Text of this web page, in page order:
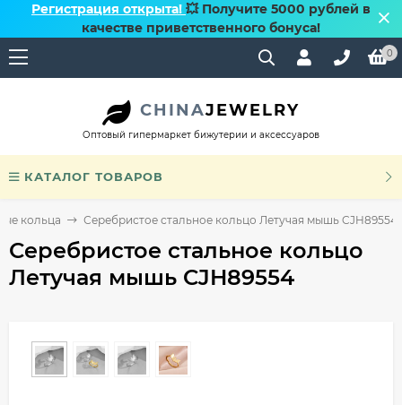
Регистрация открыта! 💥 Получите 5000 рублей в
качестве приветственного бонуса!
0
CHINAJEWELRY
Оптовый гипермаркет бижутерии и аксессуаров
КАТАЛОГ ТОВАРОВ
кольца Серебристое стальное кольцо Летучая мышь CJH89554
Серебристое стальное кольцо
Летучая мышь CJH89554